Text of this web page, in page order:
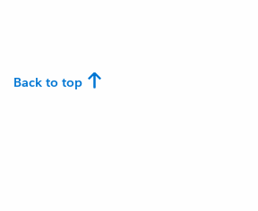
Back to top